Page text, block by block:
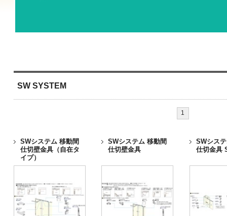
SW SYSTEM
1
SWシステム 移動間
仕切壁金具（自在タ
イプ）
SWシステム 移動間
仕切壁金具
SWシス
仕切金具